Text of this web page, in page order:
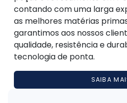
contando com uma larga
as melhores matérias
garantimos aos nossos
qualidade, resistência e
tecnologia de ponta.
SAIBA